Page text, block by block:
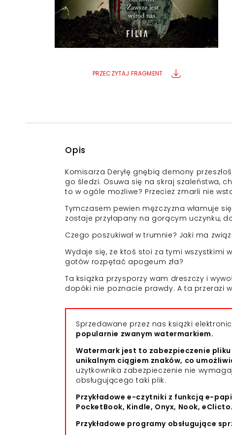
PRZECZYTAJ FRAGMENT
Opis
Komisarza Deryłę gnębią demony
go śledzi. Osuwa się na skraj szaleństwa,
to w ogóle możliwe? Przecież zmarli nie
Tymczasem pewien mężczyzna włamuje
zostaje przyłapany na gorącym uczynku,
Czego poszukiwał w trumnie? Jaki ma
Wydaje się, że ktoś stoi za tymi wszystkimi
gotów rozpętać apogeum zła?
Ta książka przysporzy wam dreszczy i
dopóki nie poznacie prawdy. A ta przerazi
Sprzedawane przez nas książki
popularnie zwanym watermarkiem.
Watermark jest to zabezpieczenie
unikalnym ciągiem znaków, co
użytkownika zabezpieczenie nie
obsługującego taki plik.
Przykładowe e-czytniki z funkcją e-
PocketBook, Kindle, Onyx, Nook, eClicto.
Przykładowe programy obsługujące